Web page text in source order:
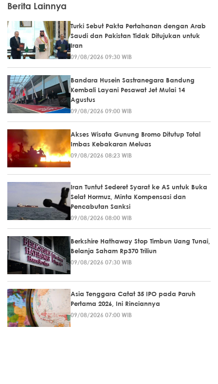
Berita Lainnya
Turki Sebut Pakta Pertahanan dengan Arab
Saudi dan Pakistan Tidak Ditujukan untuk
Iran
09/08/2026 09:30 WIB
Bandara Husein Sastranegara Bandung
Kembali Layani Pesawat Jet Mulai 14
Agustus
09/08/2026 09:00 WIB
Akses Wisata Gunung Bromo Ditutup Total
Imbas Kebakaran Meluas
09/08/2026 08:23 WIB
Iran Tuntut Sederet Syarat ke AS untuk Buka
Selat Hormuz, Minta Kompensasi dan
Pencabutan Sanksi
09/08/2026 08:00 WIB
Berkshire Hathaway Stop Timbun Uang Tunai,
Belanja Saham Rp370 Triliun
09/08/2026 07:30 WIB
Asia Tenggara Catat 35 IPO pada Paruh
Pertama 2026, Ini Rinciannya
09/08/2026 07:00 WIB